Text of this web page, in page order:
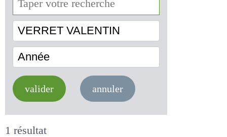
VERRET VALENTIN
valider annuler